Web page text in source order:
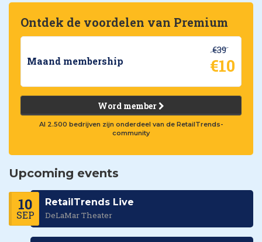
Ontdek de voordelen van Premium
Maand membership
€39
€10
Word member
Al 2.500 bedrijven zijn onderdeel van de RetailTrends-
community
Upcoming events
10
SEP
RetailTrends Live
DeLaMar Theater